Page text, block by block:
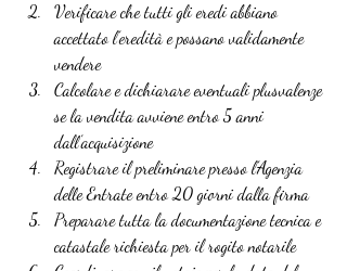
Verificare che tutti gli eredi abbiano
accettato l’eredità e possano validamente
vendere
Calcolare e dichiarare eventuali plusvalenze
se la vendita avviene entro 5 anni
dall’acquisizione
Registrare il preliminare presso l’Agenzia
delle Entrate entro 20 giorni dalla firma
Preparare tutta la documentazione tecnica e
catastale richiesta per il rogito notarile